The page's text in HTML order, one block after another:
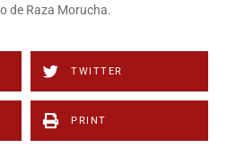
de Raza Morucha.
TWITTER
PRINT